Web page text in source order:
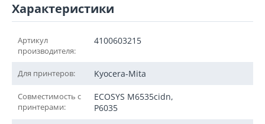
Характеристики
Артикул
производителя:
4100603215
Для принтеров: Kyocera-Mita
Совместимость с
принтерами:
ECOSYS M6535cidn,
P6035